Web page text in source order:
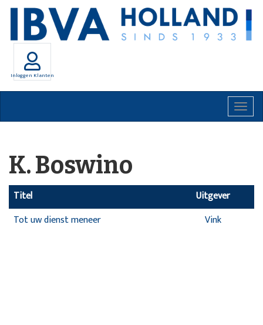
Inloggen Klanten
K. Boswino
Titel
Uitgever
Tot uw dienst meneer
Vink